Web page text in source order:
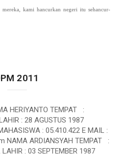
kami hancurkan negeri itu sehancur-
2011
HERIYANTO TEMPAT :
: 28 AGUSTUS 1987
: 05.410.422 E MAIL :
NAMA ARDIANSYAH TEMPAT :
: 03 SEPTEMBER 1987